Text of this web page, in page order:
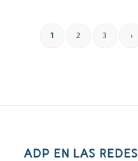
1 2 3 ›
ADP EN LAS REDES